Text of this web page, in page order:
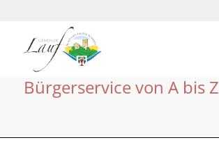
Bürgerservice von A bis Z